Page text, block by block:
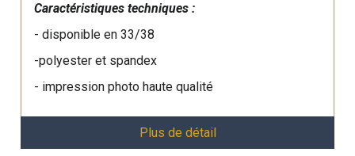
Caractéristiques techniques :
- disponible en 33/38
-polyester et spandex
- impression photo haute qualité
Plus de détail